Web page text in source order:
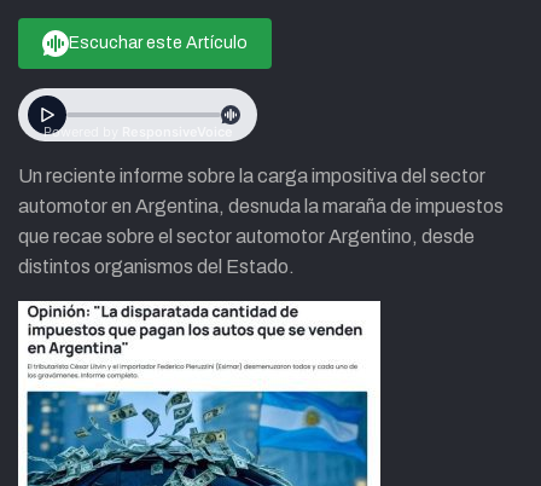
Escuchar este Artículo
Un reciente informe sobre la carga impositiva del sector
automotor en Argentina, desnuda la maraña de impuestos
que recae sobre el sector automotor Argentino, desde
distintos organismos del Estado.